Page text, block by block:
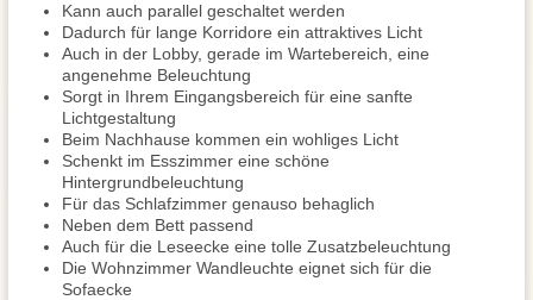
Kann auch parallel geschaltet werden
Dadurch für lange Korridore ein attraktives Licht
Auch in der Lobby, gerade im Wartebereich, eine
angenehme Beleuchtung
Sorgt in Ihrem Eingangsbereich für eine sanfte
Lichtgestaltung
Beim Nachhause kommen ein wohliges Licht
Schenkt im Esszimmer eine schöne
Hintergrundbeleuchtung
Für das Schlafzimmer genauso behaglich
Neben dem Bett passend
Auch für die Leseecke eine tolle Zusatzbeleuchtung
Die Wohnzimmer Wandleuchte eignet sich für die
Sofaecke